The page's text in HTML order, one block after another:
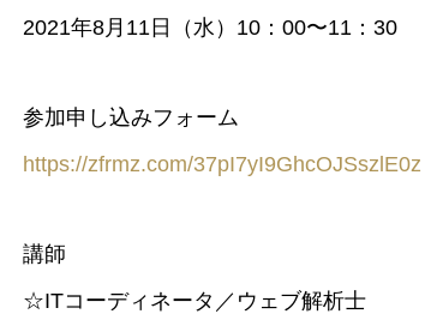
2021年8月11日（水）10：00〜11：30
参加申し込みフォーム
https://zfrmz.com/37pI7yI9GhcOJSszlE0z
講師
☆ITコーディネータ／ウェブ解析士